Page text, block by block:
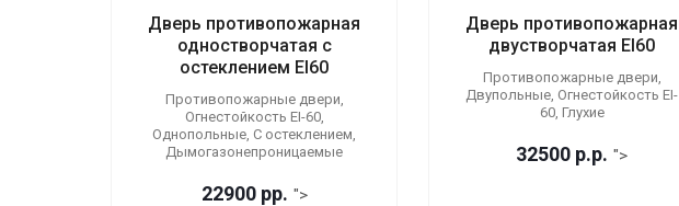
Дверь противопожарная
одностворчатая с
остеклением EI60
Противопожарные двери,
Огнестойкость EI-60,
Однопольные, С остеклением,
Дымогазонепроницаемые
22900 рр. ">
Дверь противопожарная
двустворчатая EI60
Противопожарные двери,
Двупольные, Огнестойкость EI-
60, Глухие
32500 р.р. ">